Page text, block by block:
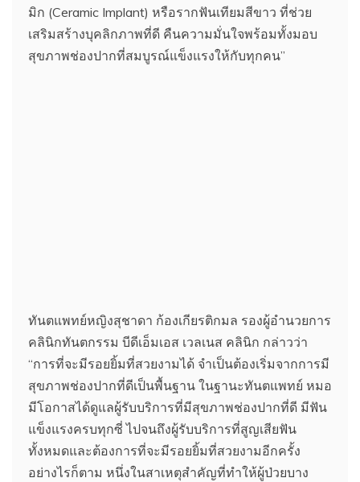
มิก (Ceramic Implant) หรือรากฟันเทียมสีขาว ที่ช่วย
เสริมสร้างบุคลิกภาพที่ดี คืนความมั่นใจพร้อมทั้งมอบ
สุขภาพช่องปากที่สมบูรณ์แข็งแรงให้กับทุกคน”
ทันตแพทย์หญิงสุชาดา ก้องเกียรติกมล รองผู้อำนวยการ
คลินิกทันตกรรม บีดีเอ็มเอส เวลเนส คลินิก กล่าวว่า
“การที่จะมีรอยยิ้มที่สวยงามได้ จำเป็นต้องเริ่มจากการมี
สุขภาพช่องปากที่ดีเป็นพื้นฐาน ในฐานะทันตแพทย์ หมอ
มีโอกาสได้ดูแลผู้รับบริการที่มีสุขภาพช่องปากที่ดี มีฟัน
แข็งแรงครบทุกซี่ ไปจนถึงผู้รับบริการที่สูญเสียฟัน
ทั้งหมดและต้องการที่จะมีรอยยิ้มที่สวยงามอีกครั้ง
อย่างไรก็ตาม หนึ่งในสาเหตุสำคัญที่ทำให้ผู้ป่วยบาง